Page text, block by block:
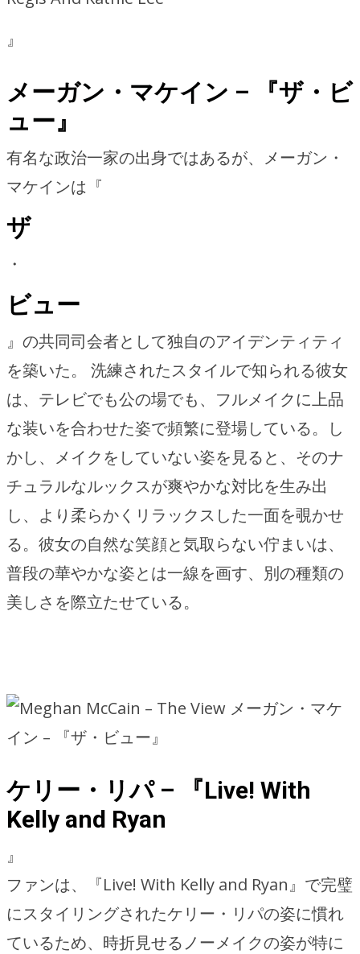
』
メーガン・マケイン – 『ザ・ビ
ュー』
有名な政治一家の出身ではあるが、メーガン・
マケインは『
ザ
・
ビュー
』の共同司会者として独自のアイデンティティ
を築いた。 洗練されたスタイルで知られる彼女
は、テレビでも公の場でも、フルメイクに上品
な装いを合わせた姿で頻繁に登場している。し
かし、メイクをしていない姿を見ると、そのナ
チュラルなルックスが爽やかな対比を生み出
し、より柔らかくリラックスした一面を覗かせ
る。彼女の自然な笑顔と気取らない佇まいは、
普段の華やかな姿とは一線を画す、別の種類の
美しさを際立たせている。
メーガン・マケ
イン – 『ザ・ビュー』
ケリー・リパ – 『Live! With
Kelly and Ryan
』
ファンは、『Live! With Kelly and Ryan』で完璧
にスタイリングされたケリー・リパの姿に慣れ
ているため、時折見せるノーメイクの姿が特に